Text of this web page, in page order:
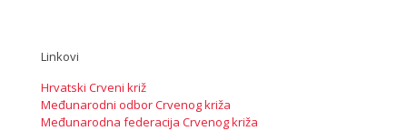
Linkovi
Hrvatski Crveni križ
Međunarodni odbor Crvenog križa
Međunarodna federacija Crvenog križa